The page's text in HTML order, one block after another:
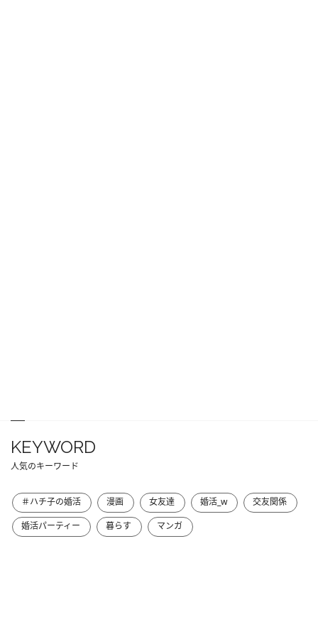
KEYWORD
人気のキーワード
＃ハチ子の婚活 漫画 女友達 婚活_w
交友関係
婚活パーティー
暮らす マンガ